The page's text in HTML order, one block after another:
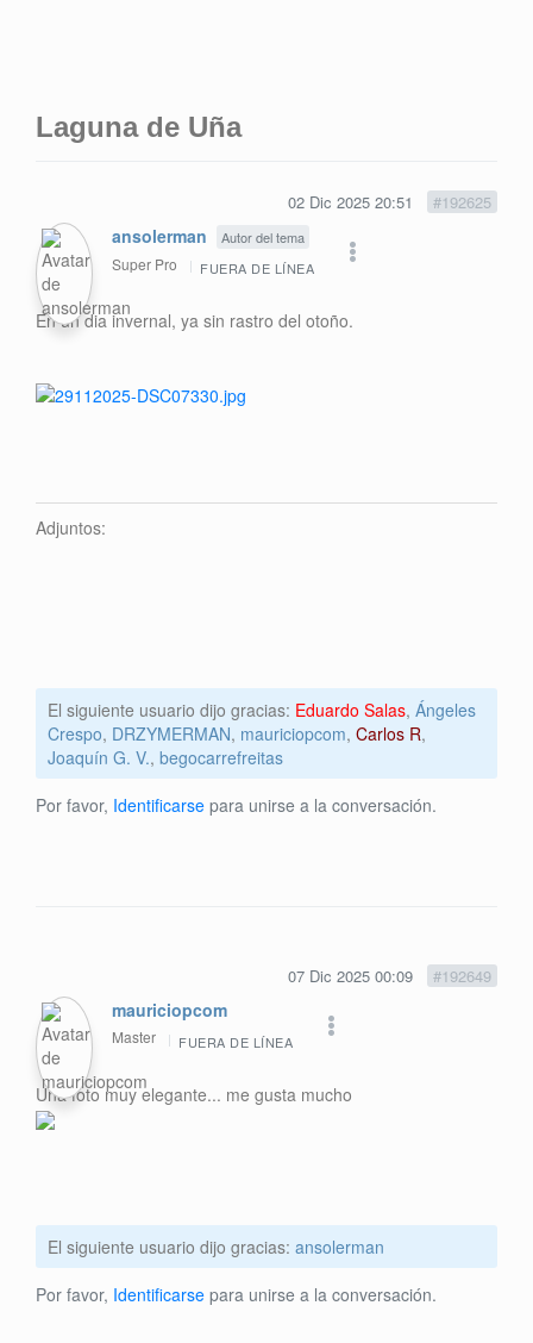
Laguna de Uña
02 Dic 2025 20:51 #192625
ansolerman Autor del tema
Super Pro FUERA DE LÍNEA
En un dia invernal, ya sin rastro del otoño.
Adjuntos:
El siguiente usuario dijo gracias: Eduardo Salas, Ángeles
Crespo, DRZYMERMAN, mauriciopcom, Carlos R,
Joaquín G. V., begocarrefreitas
Por favor, Identificarse para unirse a la conversación.
07 Dic 2025 00:09 #192649
mauriciopcom
Master FUERA DE LÍNEA
Una foto muy elegante... me gusta mucho
El siguiente usuario dijo gracias: ansolerman
Por favor, Identificarse para unirse a la conversación.